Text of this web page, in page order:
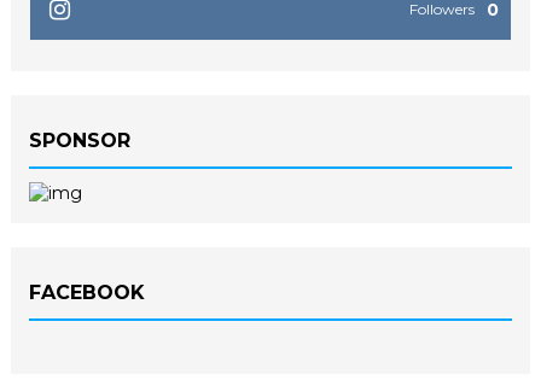
0
Followers
SPONSOR
FACEBOOK